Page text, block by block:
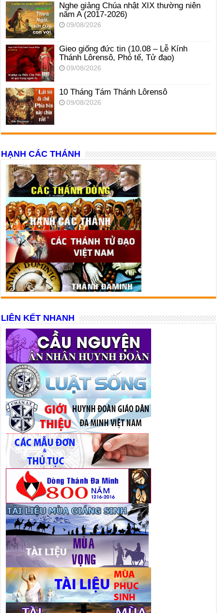
Nghe giảng Chúa nhật XIX thường niên
năm A (2017-2026)
09/08/2026
Gieo giống đức tin (10.08 – Lễ Kính
Thánh Lôrensô, Phó tế, Tử đạo)
09/08/2026
10 Tháng Tám Thánh Lôrensô
09/08/2026
HẠNH CÁC THÁNH
LIÊN KẾT NHANH